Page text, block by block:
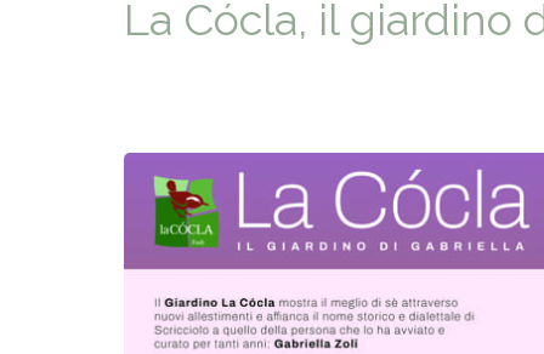
STORIA E
La Cócla, il giardino